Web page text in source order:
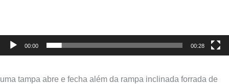
00:00 00:28
uma tampa abre e fecha além da rampa inclinada forrada de